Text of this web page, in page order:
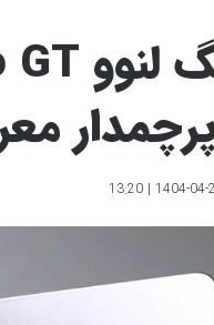
1404-04-27 |